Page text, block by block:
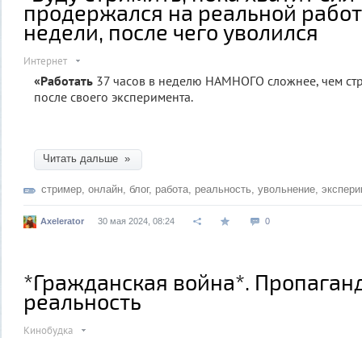
продержался на реальной
недели, после чего уволился
Интернет
«Работать 37 часов в неделю НАМНОГО сложнее, чем
после своего эксперимента.
Читать дальше »
стример онлайн блог, работа реальность увольнение
Axelerator 30 мая 2024, 08:24 0
*Гражданская война*.
реальность
Кинобудка